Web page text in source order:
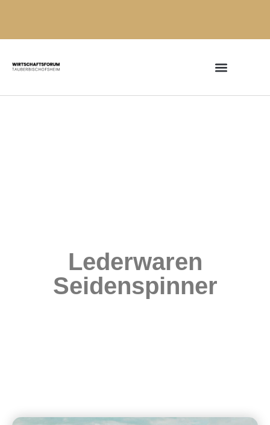
Lederwaren
Seidenspinner